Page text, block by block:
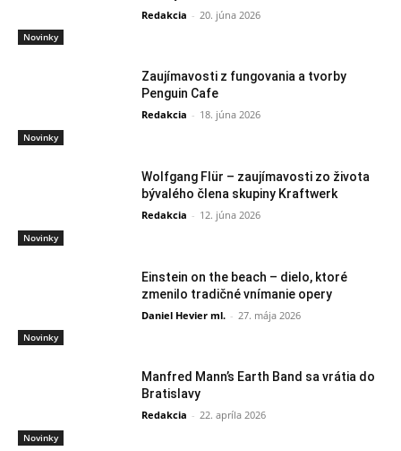
Novinky
Redakcia - 20. júna 2026
Novinky
Zaujímavosti z fungovania a tvorby
Penguin Cafe
Redakcia - 18. júna 2026
Novinky
Wolfgang Flür – zaujímavosti zo života
bývalého člena skupiny Kraftwerk
Redakcia - 12. júna 2026
Novinky
Einstein on the beach – dielo, ktoré
zmenilo tradičné vnímanie opery
Daniel Hevier ml. - 27. mája 2026
Novinky
Manfred Mann’s Earth Band sa vrátia do
Bratislavy
Redakcia - 22. apríla 2026